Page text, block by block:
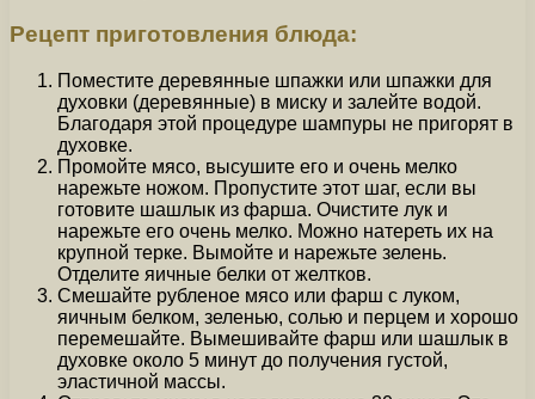
Рецепт приготовления блюда:
Поместите деревянные шпажки или шпажки для
духовки (деревянные) в миску и залейте водой.
Благодаря этой процедуре шампуры не пригорят в
духовке.
Промойте мясо, высушите его и очень мелко
нарежьте ножом. Пропустите этот шаг, если вы
готовите шашлык из фарша. Очистите лук и
нарежьте его очень мелко. Можно натереть их на
крупной терке. Вымойте и нарежьте зелень.
Отделите яичные белки от желтков.
Смешайте рубленое мясо или фарш с луком,
яичным белком, зеленью, солью и перцем и хорошо
перемешайте. Вымешивайте фарш или шашлык в
духовке около 5 минут до получения густой,
эластичной массы.